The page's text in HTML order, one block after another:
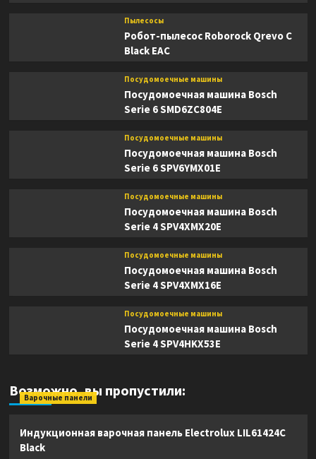
Пылесосы
Робот-пылесос Roborock Qrevo C
Black EAC
Посудомоечные машины
Посудомоечная машина Bosch
Serie 6 SMD6ZC804E
Посудомоечные машины
Посудомоечная машина Bosch
Serie 6 SPV6YMX01E
Посудомоечные машины
Посудомоечная машина Bosch
Serie 4 SPV4XMX20E
Посудомоечные машины
Посудомоечная машина Bosch
Serie 4 SPV4XMX16E
Посудомоечные машины
Посудомоечная машина Bosch
Serie 4 SPV4HKX53E
Возможно, вы пропустили:
Варочные панели
Индукционная варочная панель Electrolux LIL61424C
Black